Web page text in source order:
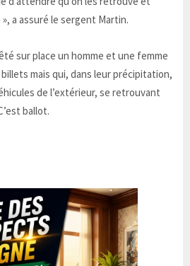
a assuré le sergent Martin.
sur place un homme et une femme
mais qui, dans leur précipitation,
de l’extérieur, se retrouvant
ballot.